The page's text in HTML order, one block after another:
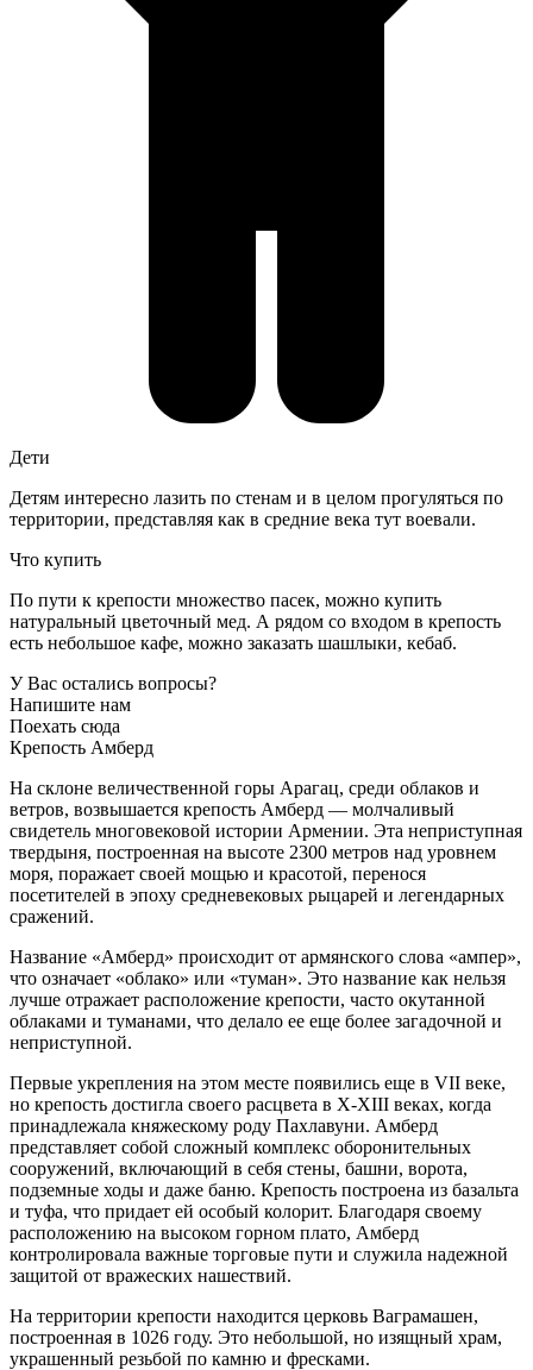
Дети
Детям интересно лазить по стенам и в целом прогуляться по
территории, представляя как в средние века тут воевали.
Что купить
По пути к крепости множество пасек, можно купить
натуральный цветочный мед. А рядом со входом в крепость
есть небольшое кафе, можно заказать шашлыки, кебаб.
У Вас остались вопросы?
Напишите нам
Поехать сюда
Крепость Амберд
На склоне величественной горы Арагац, среди облаков и
ветров, возвышается крепость Амберд — молчаливый
свидетель многовековой истории Армении. Эта неприступная
твердыня, построенная на высоте 2300 метров над уровнем
моря, поражает своей мощью и красотой, перенося
посетителей в эпоху средневековых рыцарей и легендарных
сражений.
Название «Амберд» происходит от армянского слова «ампер»,
что означает «облако» или «туман». Это название как нельзя
лучше отражает расположение крепости, часто окутанной
облаками и туманами, что делало ее еще более загадочной и
неприступной.
Первые укрепления на этом месте появились еще в VII веке,
но крепость достигла своего расцвета в X-XIII веках, когда
принадлежала княжескому роду Пахлавуни. Амберд
представляет собой сложный комплекс оборонительных
сооружений, включающий в себя стены, башни, ворота,
подземные ходы и даже баню. Крепость построена из базальта
и туфа, что придает ей особый колорит. Благодаря своему
расположению на высоком горном плато, Амберд
контролировала важные торговые пути и служила надежной
защитой от вражеских нашествий.
На территории крепости находится церковь Ваграмашен,
построенная в 1026 году. Это небольшой, но изящный храм,
украшенный резьбой по камню и фресками.